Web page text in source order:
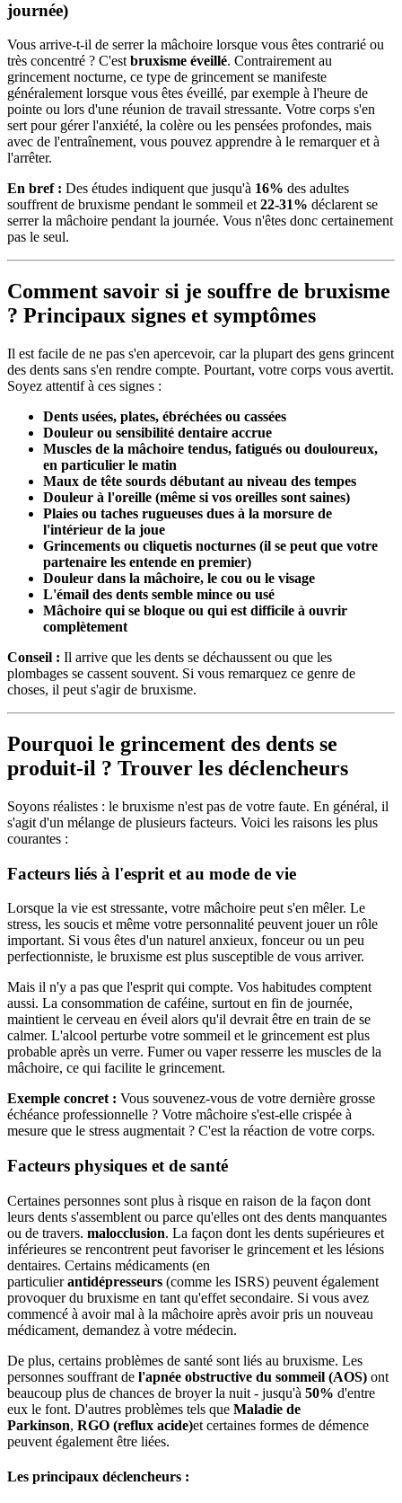
journée)
Vous arrive-t-il de serrer la mâchoire lorsque vous êtes contrarié ou
très concentré ? C'est bruxisme éveillé. Contrairement au
grincement nocturne, ce type de grincement se manifeste
généralement lorsque vous êtes éveillé, par exemple à l'heure de
pointe ou lors d'une réunion de travail stressante. Votre corps s'en
sert pour gérer l'anxiété, la colère ou les pensées profondes, mais
avec de l'entraînement, vous pouvez apprendre à le remarquer et à
l'arrêter.
En bref : Des études indiquent que jusqu'à 16% des adultes
souffrent de bruxisme pendant le sommeil et 22-31% déclarent se
serrer la mâchoire pendant la journée. Vous n'êtes donc certainement
pas le seul.
Comment savoir si je souffre de bruxisme
? Principaux signes et symptômes
Il est facile de ne pas s'en apercevoir, car la plupart des gens grincent
des dents sans s'en rendre compte. Pourtant, votre corps vous avertit.
Soyez attentif à ces signes :
Dents usées, plates, ébréchées ou cassées
Douleur ou sensibilité dentaire accrue
Muscles de la mâchoire tendus, fatigués ou douloureux,
en particulier le matin
Maux de tête sourds débutant au niveau des tempes
Douleur à l'oreille (même si vos oreilles sont saines)
Plaies ou taches rugueuses dues à la morsure de
l'intérieur de la joue
Grincements ou cliquetis nocturnes (il se peut que votre
partenaire les entende en premier)
Douleur dans la mâchoire, le cou ou le visage
L'émail des dents semble mince ou usé
Mâchoire qui se bloque ou qui est difficile à ouvrir
complètement
Conseil : Il arrive que les dents se déchaussent ou que les
plombages se cassent souvent. Si vous remarquez ce genre de
choses, il peut s'agir de bruxisme.
Pourquoi le grincement des dents se
produit-il ? Trouver les déclencheurs
Soyons réalistes : le bruxisme n'est pas de votre faute. En général, il
s'agit d'un mélange de plusieurs facteurs. Voici les raisons les plus
courantes :
Facteurs liés à l'esprit et au mode de vie
Lorsque la vie est stressante, votre mâchoire peut s'en mêler. Le
stress, les soucis et même votre personnalité peuvent jouer un rôle
important. Si vous êtes d'un naturel anxieux, fonceur ou un peu
perfectionniste, le bruxisme est plus susceptible de vous arriver.
Mais il n'y a pas que l'esprit qui compte. Vos habitudes comptent
aussi. La consommation de caféine, surtout en fin de journée,
maintient le cerveau en éveil alors qu'il devrait être en train de se
calmer. L'alcool perturbe votre sommeil et le grincement est plus
probable après un verre. Fumer ou vaper resserre les muscles de la
mâchoire, ce qui facilite le grincement.
Exemple concret : Vous souvenez-vous de votre dernière grosse
échéance professionnelle ? Votre mâchoire s'est-elle crispée à
mesure que le stress augmentait ? C'est la réaction de votre corps.
Facteurs physiques et de santé
Certaines personnes sont plus à risque en raison de la façon dont
leurs dents s'assemblent ou parce qu'elles ont des dents manquantes
ou de travers. malocclusion. La façon dont les dents supérieures et
inférieures se rencontrent peut favoriser le grincement et les lésions
dentaires. Certains médicaments (en
particulierantidépresseurs (comme les ISRS) peuvent également
provoquer du bruxisme en tant qu'effet secondaire. Si vous avez
commencé à avoir mal à la mâchoire après avoir pris un nouveau
médicament, demandez à votre médecin.
De plus, certains problèmes de santé sont liés au bruxisme. Les
personnes souffrant de l'apnée obstructive du sommeil (AOS) ont
beaucoup plus de chances de broyer la nuit - jusqu'à 50% d'entre
eux le font. D'autres problèmes tels que Maladie de
Parkinson, RGO (reflux acide)et certaines formes de démence
peuvent également être liées.
Les principaux déclencheurs :